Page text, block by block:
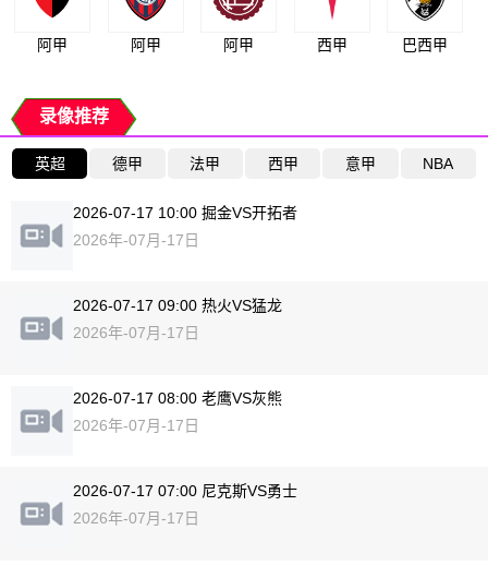
阿甲 阿甲 阿甲 西甲 巴西甲
录像推荐
英超 德甲 法甲 西甲 意甲 NBA
2026-07-17 10:00 掘金VS开拓者
2026年-07月-17日
2026-07-17 09:00 热火VS猛龙
2026年-07月-17日
2026-07-17 08:00 老鹰VS灰熊
2026年-07月-17日
2026-07-17 07:00 尼克斯VS勇士
2026年-07月-17日